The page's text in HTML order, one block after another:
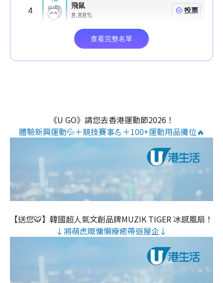
《U GO》請您去香港運動節2026！
體驗新興運動💦＋競技賽事💪＋100+運動用品攤位🔥
【送您🐯】韓國超人氣文創品牌MUZIK TIGER 冰感風扇！
↓將萌虎嘅慵懶療癒帶返屋企↓